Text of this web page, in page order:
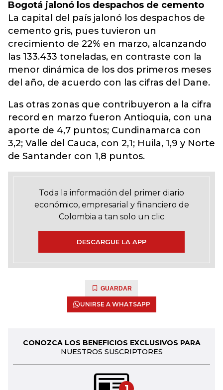
Bogotá jalonó los despachos de cemento
La capital del país jalonó los despachos de
cemento gris, pues tuvieron un
crecimiento de 22% en marzo, alcanzando
las 133.433 toneladas, en contraste con la
menor dinámica de los dos primeros meses
del año, de acuerdo con las cifras del Dane.
Las otras zonas que contribuyeron a la cifra
record en marzo fueron Antioquia, con una
aporte de 4,7 puntos; Cundinamarca con
3,2; Valle del Cauca, con 2,1; Huila, 1,9 y Norte
de Santander con 1,8 puntos.
Toda la información del primer diario
económico, empresarial y financiero de
Colombia a tan solo un clic
DESCARGUE LA APP
GUARDAR
UNIRSE A WHATSAPP
CONOZCA LOS BENEFICIOS EXCLUSIVOS PARA
NUESTROS SUSCRIPTORES